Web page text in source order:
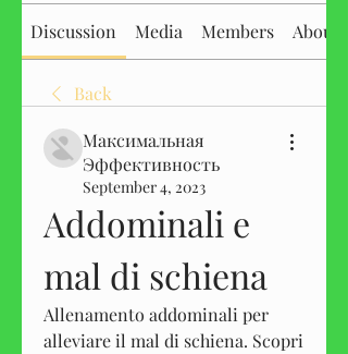
Discussion Media Members About
Back
Максимальная
Эффективность
September 4, 2023
Addominali e
mal di schiena
Allenamento addominali per
alleviare il mal di schiena. Scopri